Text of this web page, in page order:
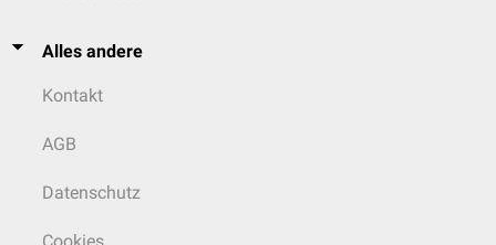
Alles andere
Kontakt
AGB
Datenschutz